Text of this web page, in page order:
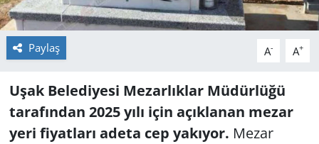
Paylaş A- A+
Uşak Belediyesi Mezarlıklar Müdürlüğü
tarafından 2025 yılı için açıklanan mezar
yeri fiyatları adeta cep yakıyor. Mezar